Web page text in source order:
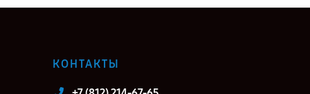
КОНТАКТЫ